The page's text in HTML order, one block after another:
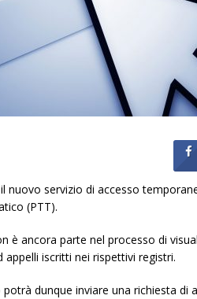
nuovo servizio di accesso
(PTT).
è ancora parte nel processo di
iscritti nei rispettivi registri.
dunque inviare una richiesta di